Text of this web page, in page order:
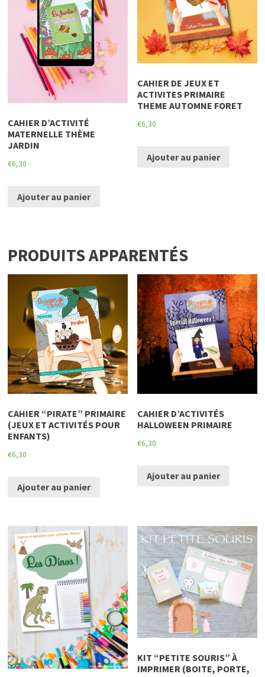
CAHIER D’ACTIVITÉ
MATERNELLE THÈME
JARDIN
€6,30
Ajouter au panier
CAHIER DE JEUX ET
ACTIVITES PRIMAIRE
THEME AUTOMNE FORET
€6,30
Ajouter au panier
PRODUITS APPARENTÉS
CAHIER “PIRATE” PRIMAIRE
(JEUX ET ACTIVITÉS POUR
ENFANTS)
€6,30
Ajouter au panier
CAHIER D’ACTIVITÉS
HALLOWEEN PRIMAIRE
€6,30
Ajouter au panier
KIT “PETITE SOURIS” À
IMPRIMER (BOITE, PORTE,